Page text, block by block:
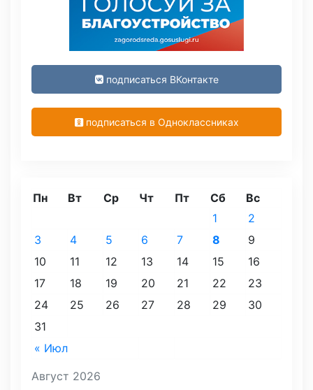
подписаться ВКонтакте
подписаться в Одноклассниках
Август 2026
Пн Вт Ср Чт Пт Сб Вс
« Июл
1
2
3
4 5 6 7 8
9
10
11 12 13 14 15
16
17
18 19 20 21 22
23
24
25 26 27 28 29
30
31